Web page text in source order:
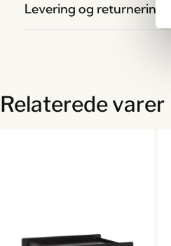
Levering og returnering
Relaterede varer